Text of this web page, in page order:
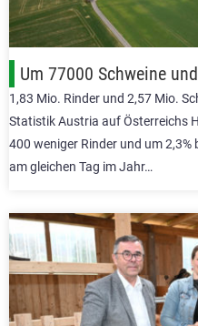
Um 77000 Schweine
1,83 Mio. Rinder und 2,57 Mio.
Statistik Austria auf Österreichs
400 weniger Rinder und um
am gleichen Tag im Jahr…